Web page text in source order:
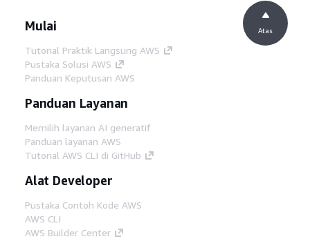
Mulai
Tutorial Praktik Langsung AWS
Pustaka Solusi AWS
Panduan Keputusan AWS
Panduan Layanan
Memilih layanan AI generatif
Panduan layanan AWS
Tutorial AWS CLI di GitHub
Alat Developer
Pustaka Contoh Kode AWS
AWS CLI
AWS Builder Center
Atas